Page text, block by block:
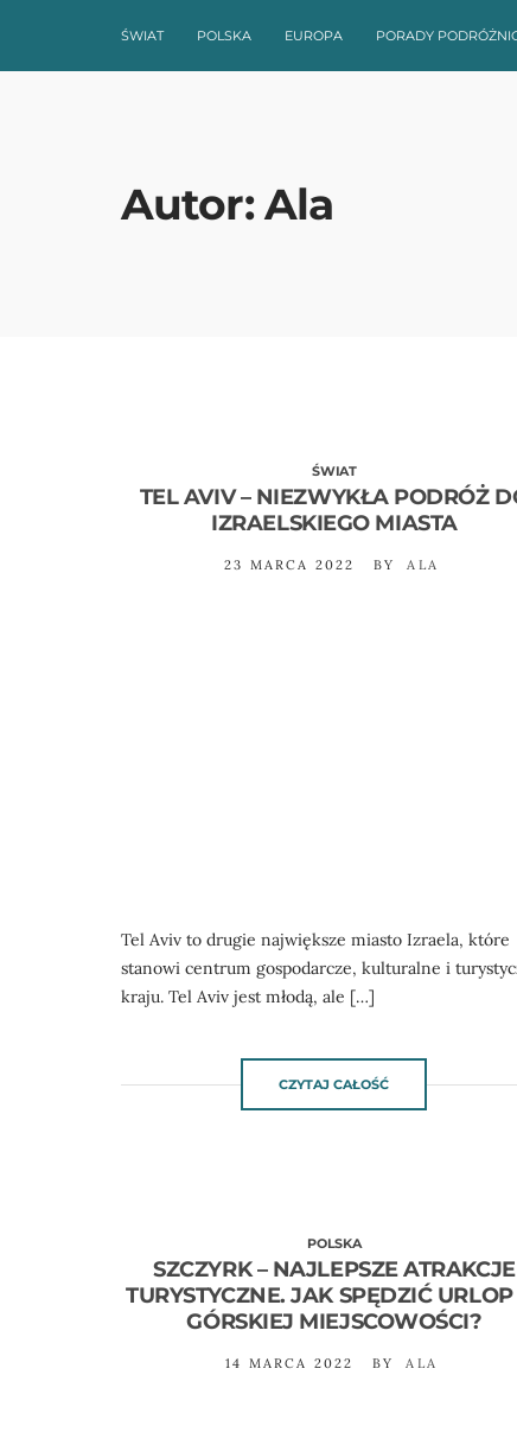
ŚWIAT POLSKA EUROPA PORADY
Autor:Ala
ŚWIAT
TEL AVIV – NIEZWYKŁA PODRÓŻ
IZRAELSKIEGO MIASTA
23 MARCA 2022 BY ALA
Tel Aviv to drugie największe miasto Izraela, które
stanowi centrum gospodarcze, kulturalne i
kraju. Tel Aviv jest młodą, ale […]
CZYTAJ CAŁOŚĆ
POLSKA
SZCZYRK – NAJLEPSZE ATRAKCJE
TURYSTYCZNE. JAK SPĘDZIĆ
GÓRSKIEJ MIEJSCOWOŚCI?
14 MARCA 2022 BY ALA